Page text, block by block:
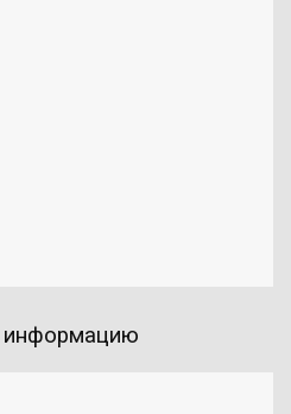
информацию